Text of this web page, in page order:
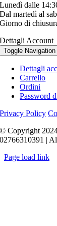
Lunedì dalle
Dal martedì al
Giorno di
Dettagli Account
Toggle Navigation
Dettagli
Carrello
Ordini
Password
Privacy Policy
© Copyright
02766310391 |
Page load link